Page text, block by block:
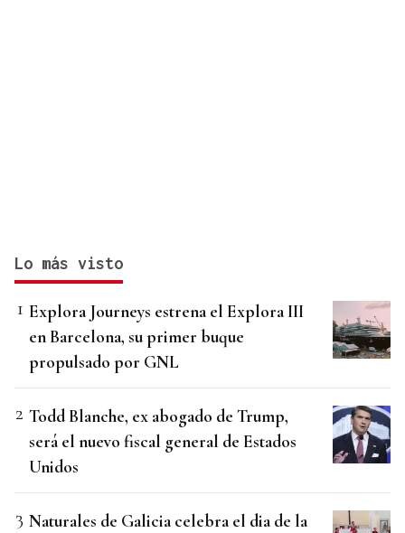
Lo más visto
Explora Journeys estrena el Explora III
en Barcelona, su primer buque
propulsado por GNL
Todd Blanche, ex abogado de Trump,
será el nuevo fiscal general de Estados
Unidos
Naturales de Galicia celebra el dia de la